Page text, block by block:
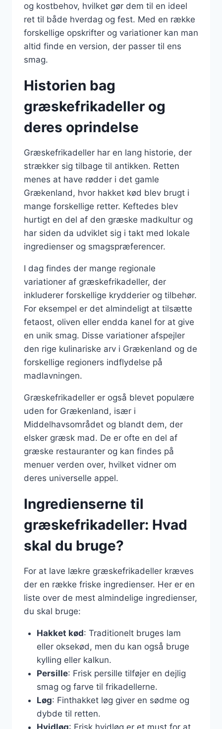
og kostbehov, hvilket gør dem til en ideel
ret til både hverdag og fest. Med en række
forskellige opskrifter og variationer kan man
altid finde en version, der passer til ens
smag.
Historien bag
græskefrikadeller og
deres oprindelse
Græskefrikadeller har en lang historie, der
strækker sig tilbage til antikken. Retten
menes at have rødder i det gamle
Grækenland, hvor hakket kød blev brugt i
mange forskellige retter. Keftedes blev
hurtigt en del af den græske madkultur og
har siden da udviklet sig i takt med lokale
ingredienser og smagspræferencer.
I dag findes der mange regionale
variationer af græskefrikadeller, der
inkluderer forskellige krydderier og tilbehør.
For eksempel er det almindeligt at tilsætte
fetaost, oliven eller endda kanel for at give
en unik smag. Disse variationer afspejler
den rige kulinariske arv i Grækenland og de
forskellige regioners indflydelse på
madlavningen.
Græskefrikadeller er også blevet populære
uden for Grækenland, især i
Middelhavsområdet og blandt dem, der
elsker græsk mad. De er ofte en del af
græske restauranter og kan findes på
menuer verden over, hvilket vidner om
deres universelle appel.
Ingredienserne til
græskefrikadeller: Hvad
skal du bruge?
For at lave lækre græskefrikadeller kræves
der en række friske ingredienser. Her er en
liste over de mest almindelige ingredienser,
du skal bruge:
Hakket kød: Traditionelt bruges lam
eller oksekød, men du kan også bruge
kylling eller kalkun.
Persille: Frisk persille tilføjer en dejlig
smag og farve til frikadellerne.
Løg: Finthakket løg giver en sødme og
dybde til retten.
Hvidløg: Frisk hvidløg er et must for at